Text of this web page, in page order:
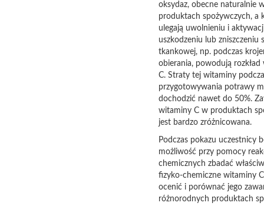
oksydaz, obecne naturalnie
produktach spożywczych, a
ulegają uwolnieniu i
uszkodzeniu lub zniszczeniu
tkankowej, np. podczas
obierania, powodują rozkład
C. Straty tej witaminy
przygotowywania potrawy
dochodzić nawet do 50%.
witaminy C w produktach
jest bardzo zróżnicowana.
Podczas pokazu uczestnicy
możliwość przy pomocy
chemicznych zbadać
fizyko-chemiczne witaminy
ocenić i porównać jego
różnorodnych produktach